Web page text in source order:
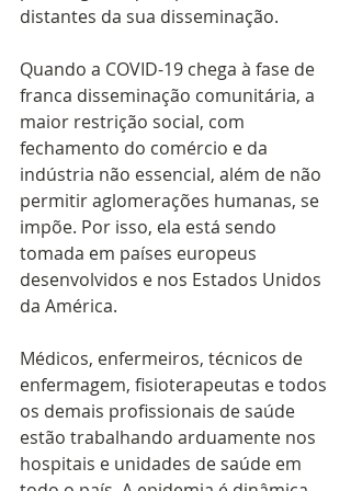
distantes da sua disseminação.
Quando a COVID-19 chega à fase de
franca disseminação comunitária, a
maior restrição social, com
fechamento do comércio e da
indústria não essencial, além de não
permitir aglomerações humanas, se
impõe. Por isso, ela está sendo
tomada em países europeus
desenvolvidos e nos Estados Unidos
da América.
Médicos, enfermeiros, técnicos de
enfermagem, fisioterapeutas e todos
os demais profissionais de saúde
estão trabalhando arduamente nos
hospitais e unidades de saúde em